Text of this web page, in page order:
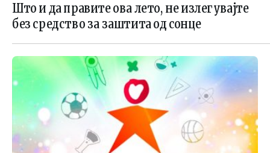
Што и да правите ова лето, не излегувајте
без средство за заштита од сонце